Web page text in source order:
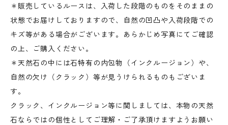
＊販売しているルースは、入荷した段階のものをそのままの
状態でお届けしておりますので、自然の凹凸や入荷段階での
キズ等がある場合がございます。あらかじめ写真にてご確認
の上、ご購入ください。
＊天然石の中には石特有の内包物（インクルージョン）や、
自然の欠け（クラック）等が見うけられるものもございま
す。
クラック、インクルージョン等に関しましては、本物の天然
石ならではの個性としてご理解・ご了承頂けますようお願い